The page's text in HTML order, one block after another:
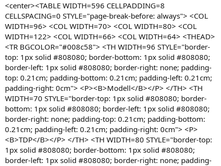
<center><TABLE WIDTH=596 CELLPADDING=8
CELLSPACING=0 STYLE="page-break-before: always"> <COL
WIDTH=96> <COL WIDTH=70> <COL WIDTH=80> <COL
WIDTH=122> <COL WIDTH=66> <COL WIDTH=64> <THEAD>
<TR BGCOLOR="#008c58"> <TH WIDTH=96 STYLE="border-
top: 1px solid #808080; border-bottom: 1px solid #808080;
border-left: 1px solid #808080; border-right: none; padding-
top: 0.21cm; padding-bottom: 0.21cm; padding-left: 0.21cm;
padding-right: 0cm"> <P><B>Modell</B></P> </TH> <TH
WIDTH=70 STYLE="border-top: 1px solid #808080; border-
bottom: 1px solid #808080; border-left: 1px solid #808080;
border-right: none; padding-top: 0.21cm; padding-bottom:
0.21cm; padding-left: 0.21cm; padding-right: 0cm"> <P>
<B>TDP</B></P> </TH> <TH WIDTH=80 STYLE="border-top:
1px solid #808080; border-bottom: 1px solid #808080;
border-left: 1px solid #808080; border-right: none; padding-